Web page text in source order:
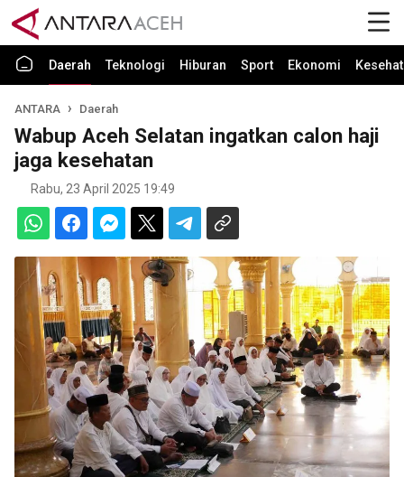
Daerah Teknologi Hiburan Sport Ekonomi
ANTARA Daerah
Wabup Aceh Selatan ingatkan calon haji
jaga kesehatan
Rabu, 23 April 2025 19:49